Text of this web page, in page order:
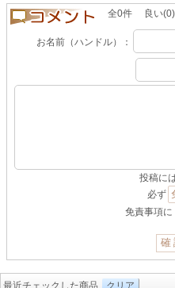
全0件 良い(0)
お名前（ハンドル）：
投稿に
必ず
免責事項に
最近チェックした商品 クリア